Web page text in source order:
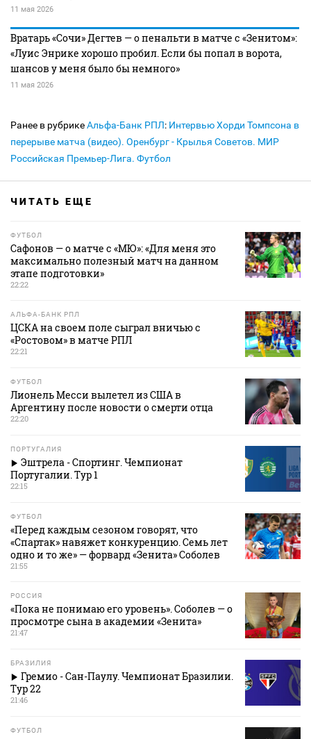
11 мая 2026
Вратарь «Сочи» Дегтев — о пенальти в матче с «Зенитом»:
«Луис Энрике хорошо пробил. Если бы попал в ворота,
шансов у меня было бы немного»
11 мая 2026
Ранее в рубрикеАльфа-Банк РПЛ: Интервью Хорди Томпсона в
перерыве матча (видео). Оренбург - Крылья Советов. МИР
Российская Премьер-Лига. Футбол
ЧИТАТЬ ЕЩЕ
ФУТБОЛ
Сафонов — о матче с «МЮ»: «Для меня это
максимально полезный матч на данном
этапе подготовки»
22:22
АЛЬФА-БАНК РПЛ
ЦСКА на своем поле сыграл вничью с
«Ростовом» в матче РПЛ
22:21
ФУТБОЛ
Лионель Месси вылетел из США в
Аргентину после новости о смерти отца
22:20
ПОРТУГАЛИЯ
Эштрела - Спортинг. Чемпионат
Португалии. Тур 1
22:15
ФУТБОЛ
«Перед каждым сезоном говорят, что
«Спартак» навяжет конкуренцию. Семь лет
одно и то же» — форвард «Зенита» Соболев
21:55
РОССИЯ
«Пока не понимаю его уровень». Соболев — о
просмотре сына в академии «Зенита»
21:47
БРАЗИЛИЯ
Гремио - Сан-Паулу. Чемпионат Бразилии.
Тур 22
21:46
ФУТБОЛ